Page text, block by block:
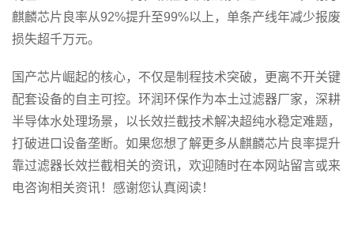
麒麟芯片良率从92%提升至99%以上，单条产线年减少报废
损失超千万元。
国产芯片崛起的核心，不仅是制程技术突破，更离不开关键
配套设备的自主可控。环润环保作为本土过滤器厂家，深耕
半导体水处理场景，以长效拦截技术解决超纯水稳定难题，
打破进口设备垄断。如果您想了解更多从麒麟芯片良率提升
靠过滤器长效拦截相关的资讯，欢迎随时在本网站留言或来
电咨询相关资讯！感谢您认真阅读！